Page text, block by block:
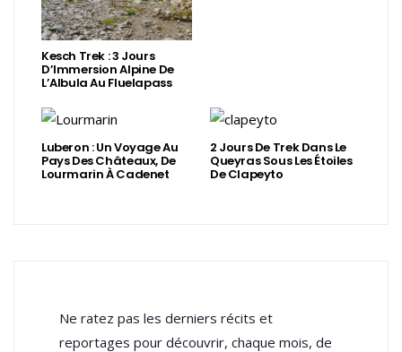
Kesch Trek : 3 Jours
D’Immersion Alpine De
L’Albula Au Fluelapass
Luberon : Un Voyage Au
Pays Des Châteaux, De
Lourmarin À Cadenet
2 Jours De Trek Dans Le
Queyras Sous Les Étoiles
De Clapeyto
Ne ratez pas les derniers récits et
reportages pour découvrir, chaque mois, de